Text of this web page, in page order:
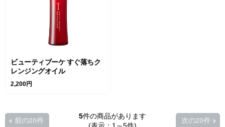
ビューティブーケ すぐ落ちク
レンジングオイル
2,200円
5件の商品があります
(表示：1～5件)
前の20件 次の20件